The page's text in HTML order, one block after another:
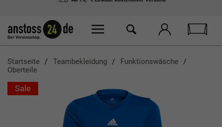
Startseite Teambekleidung
Funktionswäsche
Oberteile
Sale